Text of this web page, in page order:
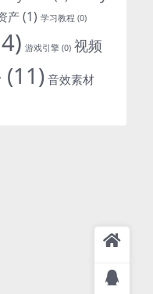
产(1) 学习教程 (0)
游戏引擎 (0) 视频
(11)音效素材